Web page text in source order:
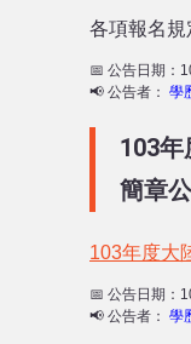
各項報名規
📅 公告日期：
📢 公告者： 學
103
簡章
103年度大
📅 公告日期：
📢 公告者： 學